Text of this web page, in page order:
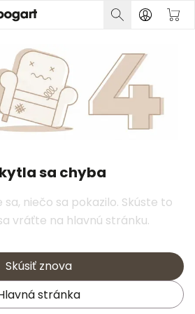
sa chyba
niečo sa pokazilo. Skúste to
vráťte na hlavnú stránku.
Skúsiť znova
stránka